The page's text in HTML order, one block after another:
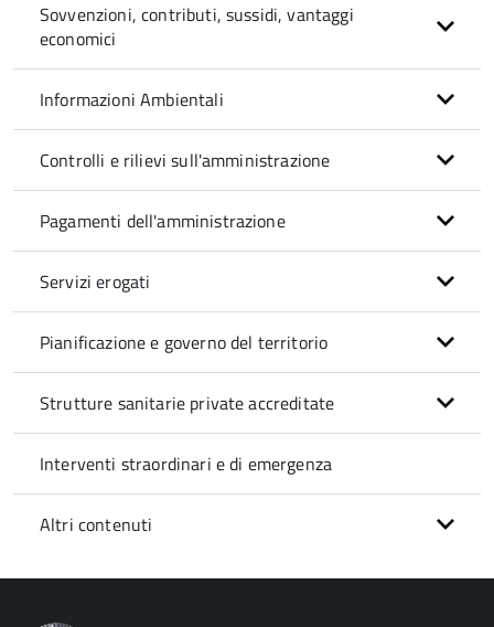
Sovvenzioni, contributi, sussidi, vantaggi
economici
Informazioni Ambientali
Controlli e rilievi sull'amministrazione
Pagamenti dell'amministrazione
Servizi erogati
Pianificazione e governo del territorio
Strutture sanitarie private accreditate
Interventi straordinari e di emergenza
Altri contenuti